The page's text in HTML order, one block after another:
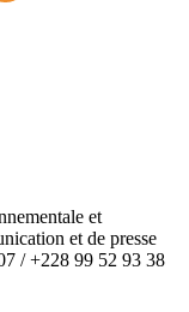
et
et de presse
/ +228 99 52 93 38